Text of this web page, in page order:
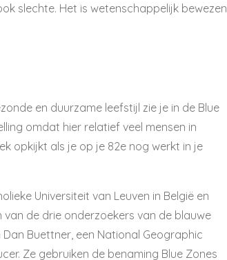
slechte. Het is wetenschappelijk bewezen
en duurzame leefstijl zie je in de Blue
omdat hier relatief veel mensen in
opkijkt als je op je 82e nog werkt in je
Universiteit van Leuven in België en
van de drie onderzoekers van de blauwe
Dan Buettner, een National Geographic
Ze gebruiken de benaming Blue Zones